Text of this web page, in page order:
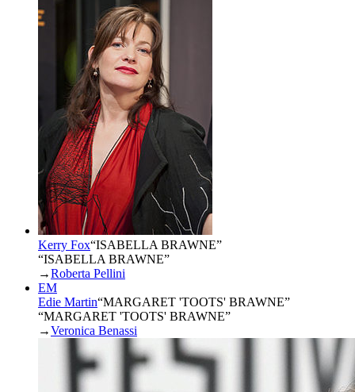
Kerry Fox“ISABELLA BRAWNE”
“ISABELLA BRAWNE”
→Roberta Pellini
EM
Edie Martin“MARGARET 'TOOTS' BRAWNE”
“MARGARET 'TOOTS' BRAWNE”
→Veronica Benassi